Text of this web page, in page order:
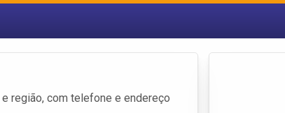
e região, com telefone e endereço